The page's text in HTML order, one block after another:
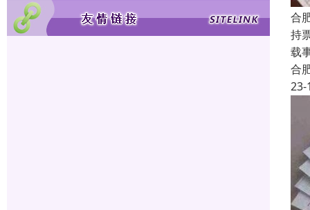
合
持
载
合
23-